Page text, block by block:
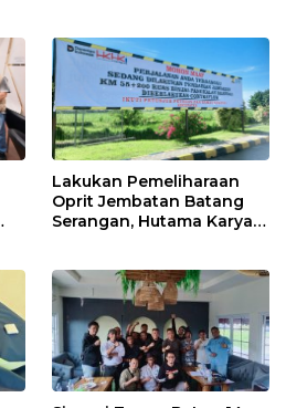
Lakukan Pemeliharaan
Oprit Jembatan Batang
Serangan, Hutama Karya